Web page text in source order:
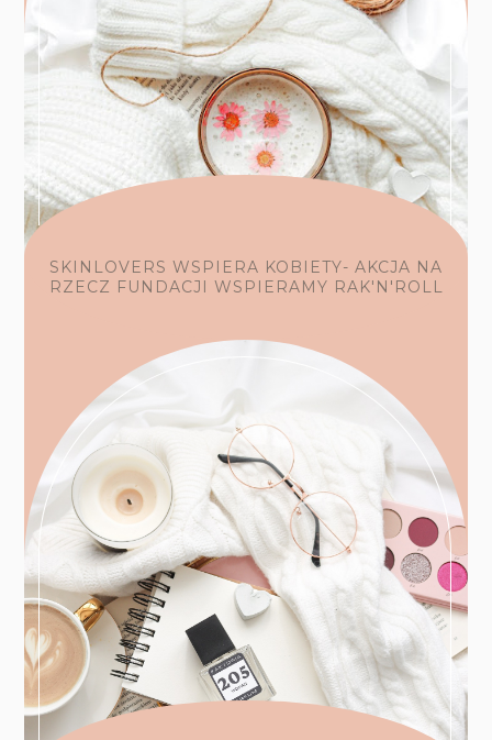
SKINLOVERS WSPIERA KOBIETY- AKCJA NA
RZECZ FUNDACJI WSPIERAMY RAK'N'ROLL